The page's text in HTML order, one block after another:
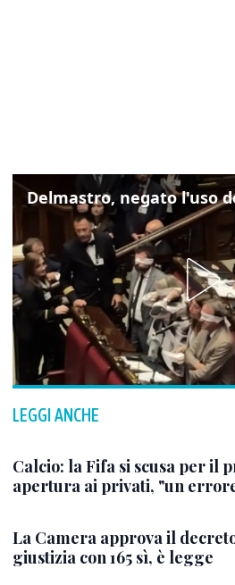
LEGGI ANCHE
Calcio: la Fifa si scusa per il
apertura ai privati, "un
La Camera approva il
giustizia con 165 sì, è legge